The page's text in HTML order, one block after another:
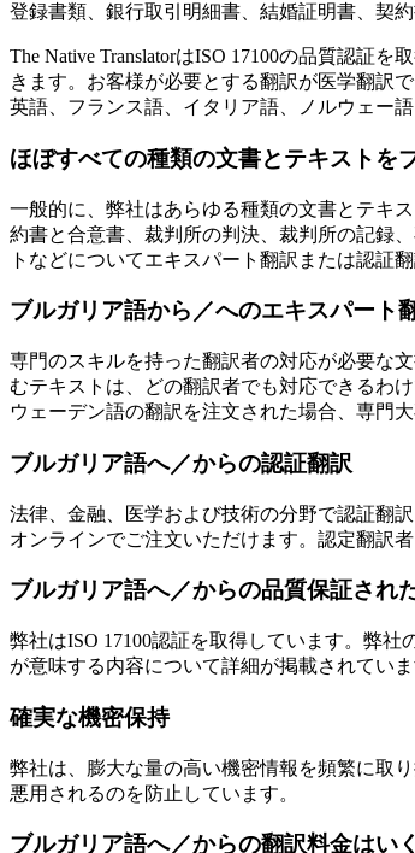
登録書類、銀行取引明細書、結婚証明書、契
The Native TranslatorはISO 17100の品質認証
きます。お客様が必要とする翻訳が医学翻訳
英語、フランス語、イタリア語、ノルウェー
ほぼすべての種類の文書とテキストを
一般的に、弊社はあらゆる種類の文書とテキ
約書と合意書、裁判所の判決、裁判所の記録
トなどについてエキスパート翻訳または認証
ブルガリア語から／へのエキスパート
専門のスキルを持った翻訳者の対応が必要な
むテキストは、どの翻訳者でも対応できるわ
ウェーデン語の翻訳を注文された場合、専門
ブルガリア語へ／からの認証翻訳
法律、金融、医学および技術の分野で認証翻
オンラインでご注文いただけます。認定翻訳
ブルガリア語へ／からの品質保証され
弊社はISO 17100認証を取得しています。弊
が意味する内容について詳細が掲載されていま
確実な機密保持
弊社は、膨大な量の高い機密情報を頻繁に取
悪用されるのを防止しています。
ブルガリア語へ／からの翻訳料金はい